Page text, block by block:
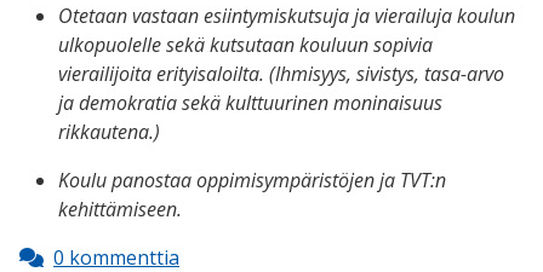
Otetaan vastaan esiintymiskutsuja ja vierailuja koulun
ulkopuolelle sekä kutsutaan kouluun sopivia
vierailijoita erityisaloilta. (Ihmisyys, sivistys, tasa-arvo
ja demokratia sekä kulttuurinen moninaisuus
rikkautena.)
Koulu panostaa oppimisympäristöjen ja TVT:n
kehittämiseen.
0 kommenttia